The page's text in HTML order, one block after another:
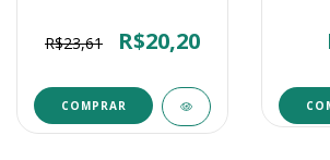
R$23,61 R$20,20